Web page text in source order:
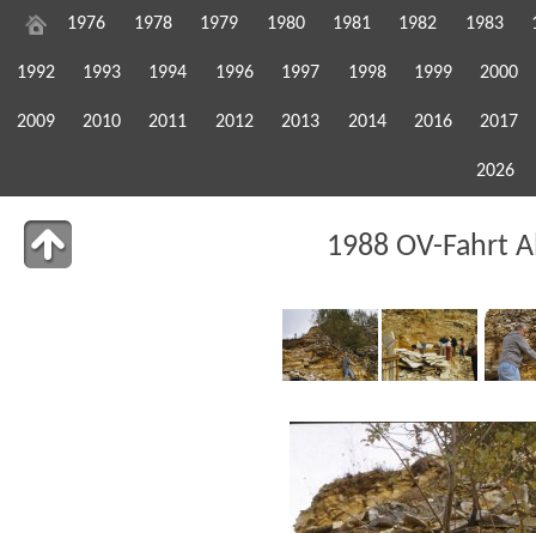
1976 1978 1979 1980 1981 1982 1983
1992 1993 1994 1996 1997 1998 1999 2000
2009 2010 2011 2012 2013 2014 2016 2017
2026
1988 OV-Fahrt